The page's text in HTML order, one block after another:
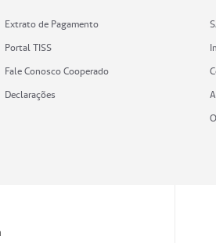
Extrato de Pagamento
Portal TISS
Fale Conosco Cooperado
Declarações